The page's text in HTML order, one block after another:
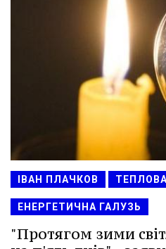
ІВАН ПЛАЧКОВ ТЕПЛОВА
ЕНЕРГЕТИЧНА ГАЛУЗЬ
"Протягом зими